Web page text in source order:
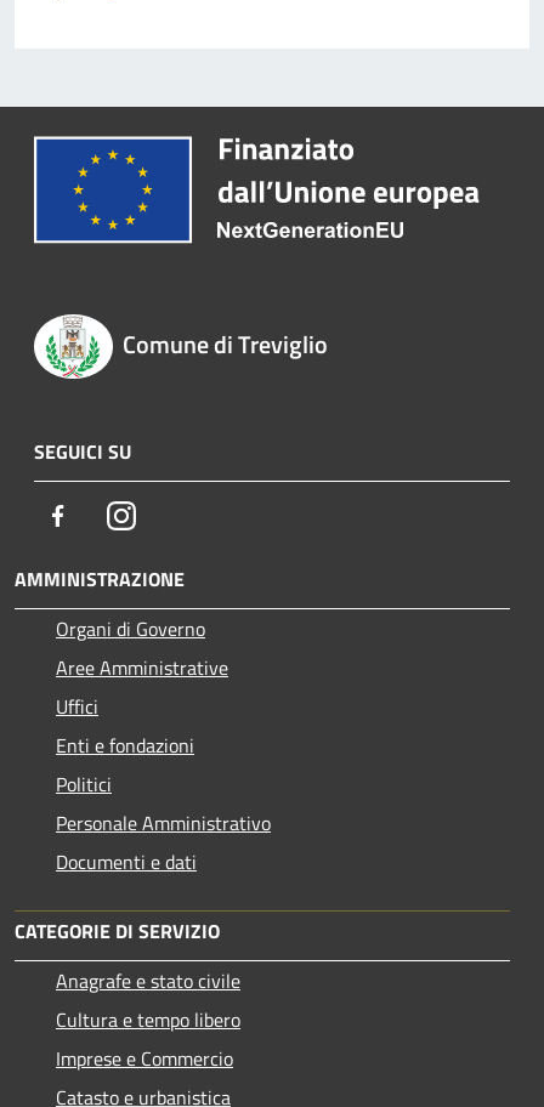
Comune di Treviglio
SEGUICI SU
FacebookInstagram
AMMINISTRAZIONE
Organi di Governo
Aree Amministrative
Uffici
Enti e fondazioni
Politici
Personale Amministrativo
Documenti e dati
CATEGORIE DI SERVIZIO
Anagrafe e stato civile
Cultura e tempo libero
Imprese e Commercio
Catasto e urbanistica